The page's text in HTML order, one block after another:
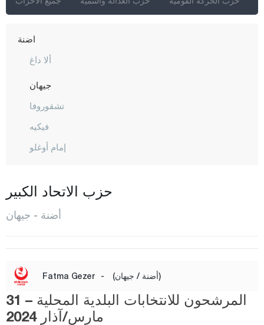
إزمير
أضنة
ألا داغ
جيهان
تشقوروفا
فيكيه
إمام أوغلو
كاراتاش
سائيم بيلي
ساري شام
سيهان
طوفانبيلي
حزب الاتحاد الكبير
أضنة - جيهان
Fatma Gezer - (أضنة / جيهان)
المرشحون للانتخابات البلدية المحلية – 31
مارس/آذار 2024